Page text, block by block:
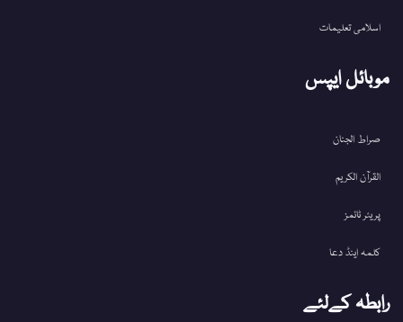
اسلامی تعلیمات
موبائل ایپس
صراط الجنان
القرآن الکریم
پریئر ٹائمز
کلمہ اینڈ دعا
رابطہ کےلئے